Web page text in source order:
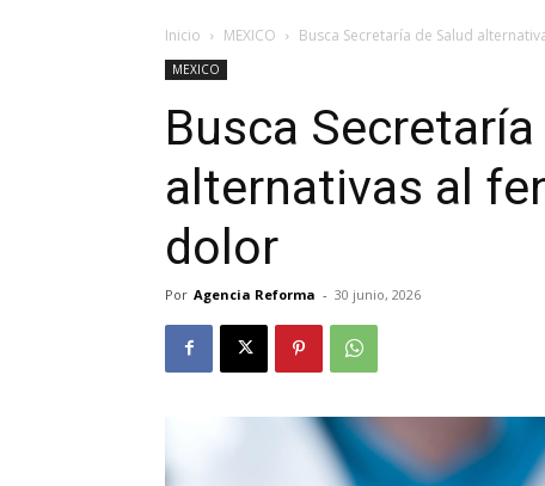
Inicio MEXICO Busca Secretaría de Salud
MEXICO
Busca Secretaría
alternativas al
dolor
Por Agencia Reforma - 30 junio, 2026